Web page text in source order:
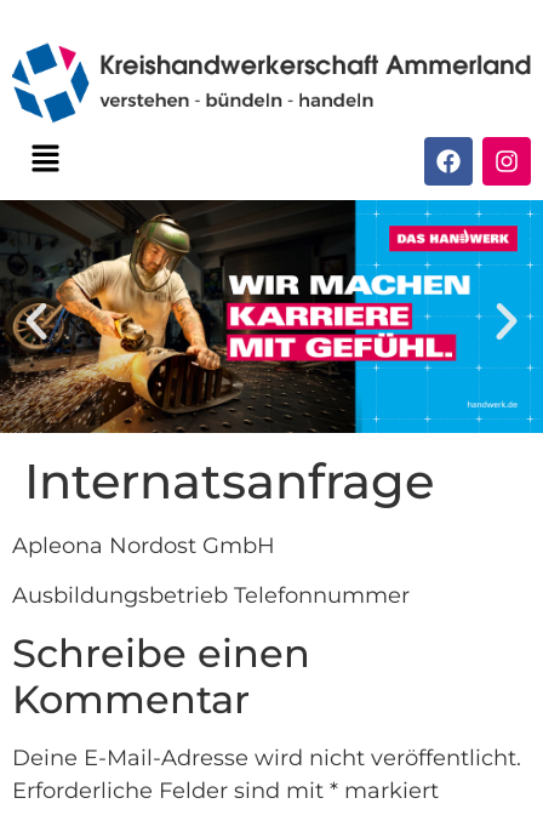
Internatsanfrage
Apleona Nordost GmbH
Ausbildungsbetrieb Telefonnummer
Schreibe einen
Kommentar
Deine E-Mail-Adresse wird nicht veröffentlicht.
Erforderliche Felder sind mit * markiert